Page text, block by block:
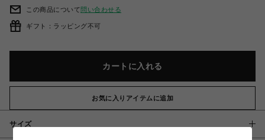
この商品について問い合わせる
ギフト：ラッピング不可
カートに入れる
お気に入りアイテムに追加
サイズ